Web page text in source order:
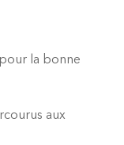
la bonne
aux